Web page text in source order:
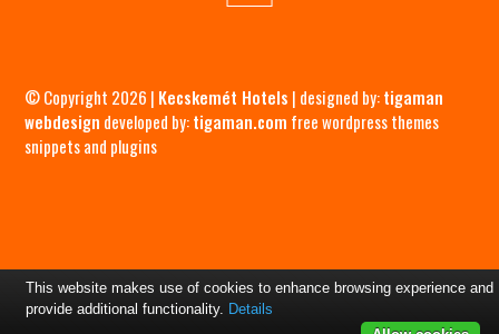
© Copyright 2026 | Kecskemét Hotels | designed by:tigaman
webdesign developed by:tigaman.com free wordpress themes
snippets and plugins
This website makes use of cookies to enhance browsing experience and
provide additional functionality. Details